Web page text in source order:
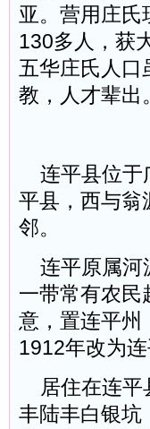
亚。营用庄氏
130多人，获
五华庄氏人口
教，人才辈出
连平县位于
平县，西与翁
邻。
连平原属河
一带常有农民
意，置连平州
1912年改为连
居住在连平
丰陆丰白银坑